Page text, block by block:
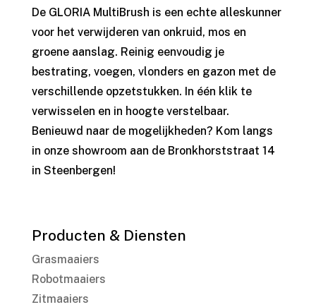
De GLORIA MultiBrush is een echte alleskunner
voor het verwijderen van onkruid, mos en
groene aanslag. Reinig eenvoudig je
bestrating, voegen, vlonders en gazon met de
verschillende opzetstukken. In één klik te
verwisselen en in hoogte verstelbaar.
Benieuwd naar de mogelijkheden? Kom langs
in onze showroom aan de Bronkhorststraat 14
in Steenbergen!
Producten & Diensten
Grasmaaiers
Robotmaaiers
Zitmaaiers